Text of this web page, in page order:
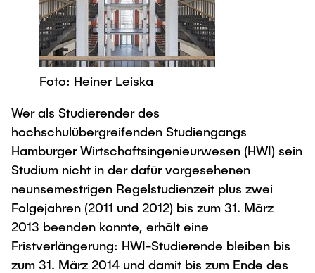
Newsroom
Press Release
Flyers and brochures
University magazine spektrum
Events
Merchandise-Shop
Working at TU Hamburg
Job opportunities
Faculty recruiting
Information for new employees
Advice and contact
New@tuhh
Around student life
study organization
AI in Education
After Graduation
Alumni
Career Center
Graduate Academy
Doctoral Degrees
UNU HUB "Engineering to Face Climate
Change"
Research Funding
Early Career Research Support
Good Scientific Practice
Future Lectures
Team
Process Engineering
Study programs
Research and Institutes
News
Study programs
Research and Institutes
Management Sciences and Technology
Study Programs
Research and Institutes
Exchange students
Intercultural Hub
International Scholars & Guests
Partnerships and Strategy
Study Exchange Partnerships
How to establish partnerships
ECIU University
Contacts & International Team
Foto: Heiner Leiska
Wer als Studierender des
hochschulübergreifenden Studiengangs
Hamburger Wirtschaftsingenieurwesen (HWI) sein
Studium nicht in der dafür vorgesehenen
neunsemestrigen Regelstudienzeit plus zwei
Folgejahren (2011 und 2012) bis zum 31. März
2013 beenden konnte, erhält eine
Fristverlängerung: HWI-Studierende bleiben bis
zum 31. März 2014 und damit bis zum Ende des